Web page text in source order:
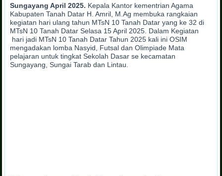
Sungayang April 2025. Kepala Kantor kementrian Agama
Kabupaten Tanah Datar H. Amril, M.Ag membuka rangkaian
kegiatan hari ulang tahun MTsN 10 Tanah Datar yang ke 32 di
MTsN 10 Tanah Datar Selasa 15 April 2025. Dalam Kegiatan
hari jadi MTsN 10 Tanah Datar Tahun 2025 kali ini OSIM
mengadakan lomba Nasyid, Futsal dan Olimpiade Mata
pelajaran untuk tingkat Sekolah Dasar se kecamatan
Sungayang, Sungai Tarab dan Lintau.